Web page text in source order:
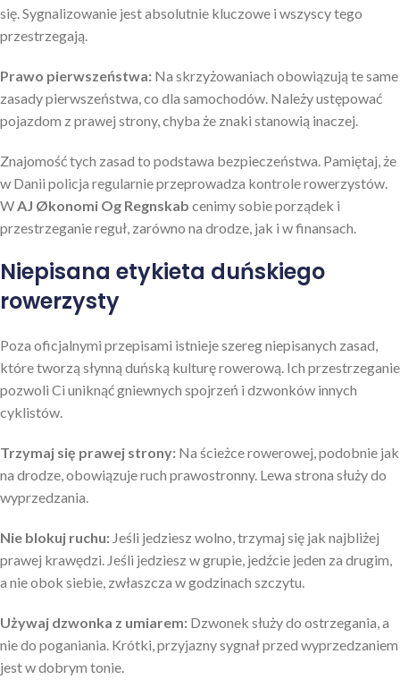
się. Sygnalizowanie jest absolutnie kluczowe i wszyscy tego
przestrzegają.
Prawo pierwszeństwa: Na skrzyżowaniach obowiązują te same
zasady pierwszeństwa, co dla samochodów. Należy ustępować
pojazdom z prawej strony, chyba że znaki stanowią inaczej.
Znajomość tych zasad to podstawa bezpieczeństwa. Pamiętaj, że
w Danii policja regularnie przeprowadza kontrole rowerzystów.
WAJ Økonomi Og Regnskab cenimy sobie porządek i
przestrzeganie reguł, zarówno na drodze, jak i w finansach.
Niepisana etykieta duńskiego
rowerzysty
Poza oficjalnymi przepisami istnieje szereg niepisanych zasad,
które tworzą słynną duńską kulturę rowerową. Ich przestrzeganie
pozwoli Ci uniknąć gniewnych spojrzeń i dzwonków innych
cyklistów.
Trzymaj się prawej strony: Na ścieżce rowerowej, podobnie jak
na drodze, obowiązuje ruch prawostronny. Lewa strona służy do
wyprzedzania.
Nie blokuj ruchu: Jeśli jedziesz wolno, trzymaj się jak najbliżej
prawej krawędzi. Jeśli jedziesz w grupie, jedźcie jeden za drugim,
a nie obok siebie, zwłaszcza w godzinach szczytu.
Używaj dzwonka z umiarem: Dzwonek służy do ostrzegania, a
nie do poganiania. Krótki, przyjazny sygnał przed wyprzedzaniem
jest w dobrym tonie.